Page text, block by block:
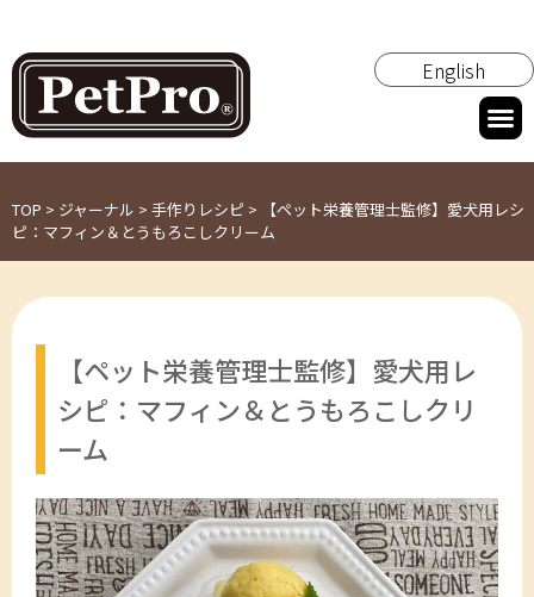
English
TOP > ジャーナル > 手作りレシピ >
【ペット栄養管理士監修】愛犬用レシ
ピ：マフィン＆とうもろこしクリーム
【ペット栄養管理士監修】愛犬用レ
シピ：マフィン＆とうもろこしクリ
ーム